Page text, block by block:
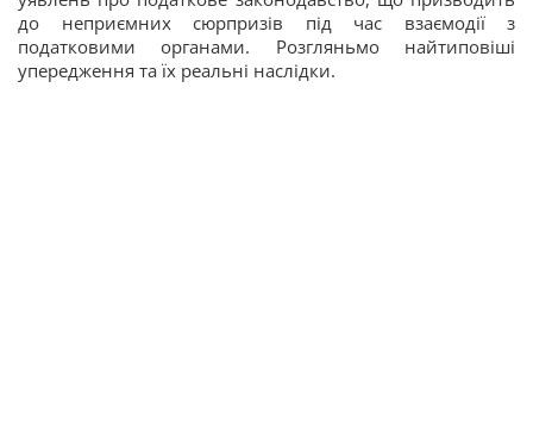
до неприємних сюрпризів під час взаємодії з
податковими органами. Розгляньмо найтиповіші
упередження та їх реальні наслідки.